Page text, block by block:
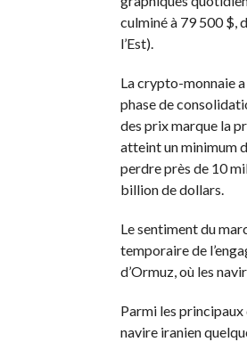
culminé à 79 500 $,
l’Est).
La crypto-monnaie
phase de
des prix marque la
atteint un minimum
perdre près de 10
billion de dollars.
Le sentiment du
temporaire de
d’Ormuz, où les
Parmi les principaux
navire iranien